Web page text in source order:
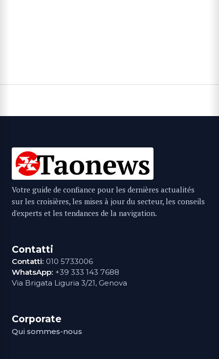
Votre guide de confiance pour les dernières actualités
sur les croisières, les mises à jour du secteur, les conseils
d'experts et les tendances de la navigation.
Contatti
Contatti: 010 5733006
WhatsApp: +39 333 143 7688
Via Brigata Liguria 3/21, Genova
Corporate
Qui sommes-nous